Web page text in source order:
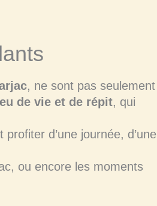
, ne sont pas seulement
de vie et de répit, qui
d’une journée, d’une
ou encore les moments